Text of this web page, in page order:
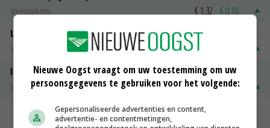
Vleesvarkens
€ 1,32 € 0,10
Uitbetaalprijs Van Rooi Meat
Vleesvarkens
€ 1,25
ISN prijs Frankrijk
Vleesvarkens
€ 1,78 € 0,06
MEER MARKTPRIJZEN
Nieuwe Oogst vraagt om uw toestemming om uw
persoonsgegevens te gebruiken voor het volgende:
Gepersonaliseerde advertenties en content,
advertentie- en contentmetingen,